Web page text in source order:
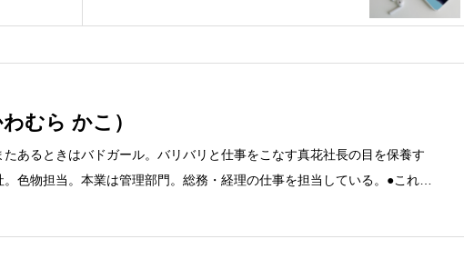
むら かこ）
あるときはバドガール。バリバリと仕事をこなす真花社長の目を保養す
色物担当。本業は管理部門。総務・経理の仕事を担当している。●これま